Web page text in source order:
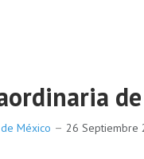
México 26 Septiembre